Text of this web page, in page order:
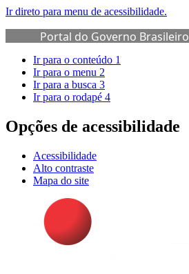
Ir direto para menu de acessibilidade.
Portal do Governo Brasileiro
de Governo
Ir para o conteúdo 1
Ir para o menu 2
Ir para a busca 3
Ir para o rodapé 4
Opções de acessibilidade
Acessibilidade
Alto contraste
Mapa do site